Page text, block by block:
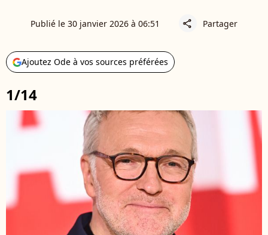
Publié le 30 janvier 2026 à 06:51 share Partager
Ajoutez Ode à vos sources préférées
1/14